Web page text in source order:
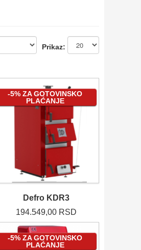
Prikaz:
-5% ZA GOTOVINSKO
PLAĆANJE
Defro KDR3
194.549,00 RSD
-5% ZA GOTOVINSKO
PLAĆANJE